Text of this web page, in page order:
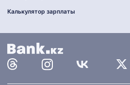
Калькулятор зарплаты